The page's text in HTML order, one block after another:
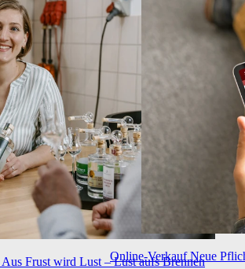
Aus Frust wird Lust – Lust aufs Brennen
Online-Verkauf Neue